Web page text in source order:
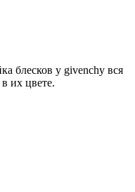
блесков у givenchy вся
их цвете.